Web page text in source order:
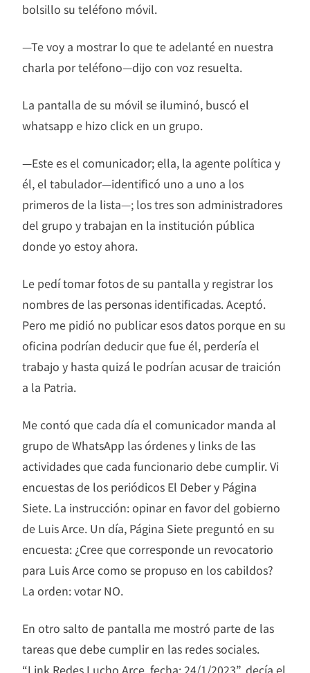
bolsillo su teléfono móvil.
—Te voy a mostrar lo que te adelanté en nuestra
charla por teléfono—dijo con voz resuelta.
La pantalla de su móvil se iluminó, buscó el
whatsapp e hizo click en un grupo.
—Este es el comunicador; ella, la agente política y
él, el tabulador—identificó uno a uno a los
primeros de la lista—; los tres son administradores
del grupo y trabajan en la institución pública
donde yo estoy ahora.
Le pedí tomar fotos de su pantalla y registrar los
nombres de las personas identificadas. Aceptó.
Pero me pidió no publicar esos datos porque en su
oficina podrían deducir que fue él, perdería el
trabajo y hasta quizá le podrían acusar de traición
a la Patria.
Me contó que cada día el comunicador manda al
grupo de WhatsApp las órdenes y links de las
actividades que cada funcionario debe cumplir. Vi
encuestas de los periódicos El Deber y Página
Siete. La instrucción: opinar en favor del gobierno
de Luis Arce. Un día, Página Siete preguntó en su
encuesta: ¿Cree que corresponde un revocatorio
para Luis Arce como se propuso en los cabildos?
La orden: votar NO.
En otro salto de pantalla me mostró parte de las
tareas que debe cumplir en las redes sociales.